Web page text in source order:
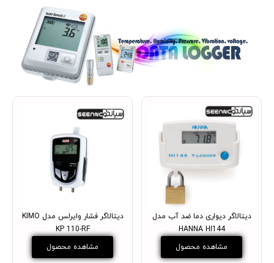
دیتالاگر دیواری دما ضد آب مدل
HANNA HI144
مشاهده محصول
دیتالاگر فشار وایرلس مدل KIMO
KP 110-RF
مشاهده محصول